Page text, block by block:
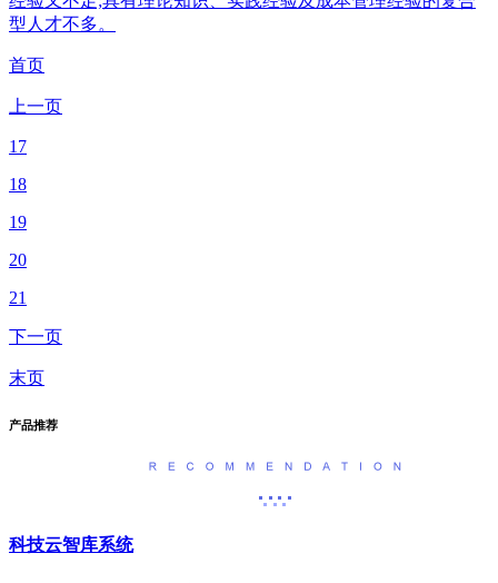
型人才不多。
首页
上一页
17
18
19
20
21
下一页
末页
产品推荐
科技云智库系统